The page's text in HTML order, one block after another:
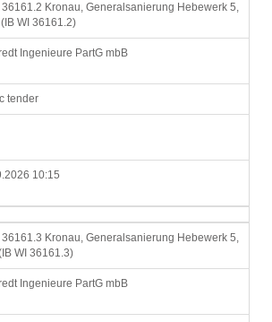
36161.2 Kronau, Generalsanierung Hebewerk 5,
WI 36161.2)
Ingenieure PartG mbB
tender
10:15
36161.3 Kronau, Generalsanierung Hebewerk 5,
WI 36161.3)
Ingenieure PartG mbB